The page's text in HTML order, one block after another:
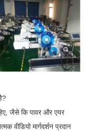
जैसे कि पावर और एयर
वीडियो मार्गदर्शन प्रदान